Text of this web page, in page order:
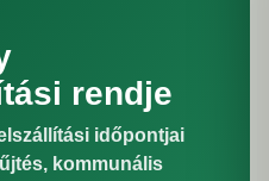
rendje
időpontjai
kommunális